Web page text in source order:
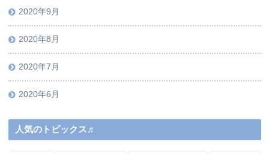
2020年9月
2020年8月
2020年7月
2020年6月
人気のトピックス♬